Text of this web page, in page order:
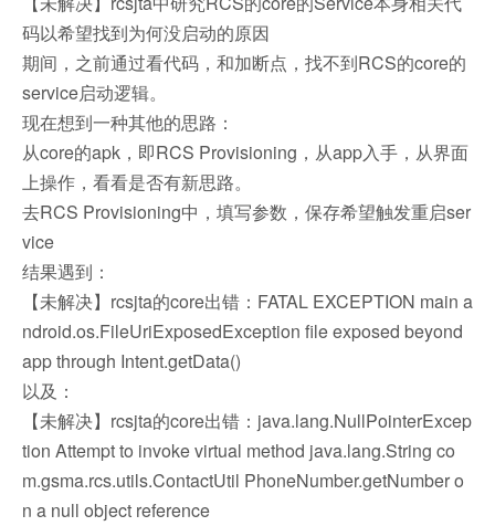
码以希望找到为何没启动的原因
期间，之前通过看代码，和加断点，找不到RCS的core的
service启动逻辑。
现在想到一种其他的思路：
从core的apk，即RCS Provisioning，从app入手，从界面
上操作，看看是否有新思路。
去RCS Provisioning中，填写参数，保存希望触发重启ser
vice
结果遇到：
【未解决】rcsjta的core出错：FATAL EXCEPTION main a
ndroid.os.FileUriExposedException file exposed beyond
app through Intent.getData()
以及：
【未解决】rcsjta的core出错：java.lang.NullPointerExcep
tion Attempt to invoke virtual method java.lang.String co
m.gsma.rcs.utils.ContactUtil PhoneNumber.getNumber o
n a null object reference